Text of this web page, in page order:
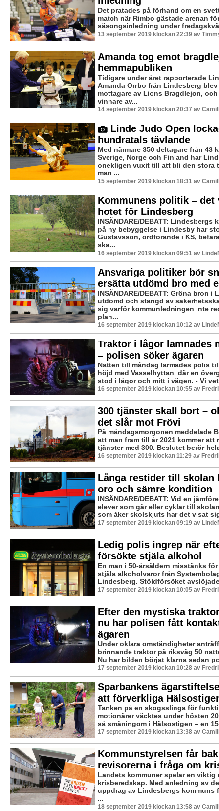
Det pratades på förhand om en
match när Rimbo gästade arenan
säsongsinledning under
13 september 2019 klockan 22:39 av
Amanda tog emot
hemmapubliken
Tidigare under året rapporterade
Amanda Orrbo från Lindesberg blev
mottagare av Lions Bragdlejon,
vinnare av...
14 september 2019 klockan 20:37 av
Linde Judo Open
hundratals tävlande
Med närmare 350 deltagare från 43
Sverige, Norge och Finland har
onekligen vuxit till att bli den stora
man ...
15 september 2019 klockan 18:31 av
Kommunens politik – det
hotet för Lindesberg
INSÄNDARE/DEBATT: Lindesbergs
på ny bebyggelse i Lindesby har
Gustavsson, ordförande i KS,
ska...
16 september 2019 klockan 09:51 av
Ansvariga politiker bör
ersätta utdömd bro med
INSÄNDARE/DEBATT: Gröna bron i
utdömd och stängd av
sig varför kommunledningen inte
plan...
16 september 2019 klockan 10:12 av
Traktor i lågor lämnades
– polisen söker ägaren
Natten till måndag larmades polis
höjd med Vasselhyttan, där en
stod i lågor och mitt i vägen. - Vi
16 september 2019 klockan 10:55 av
300 tjänster skall bort –
det slår mot Frövi
På måndagsmorgonen meddelade
att man fram till år 2021 kommer att
tjänster med 300. Beslutet berör
16 september 2019 klockan 11:29 av
Långa restider till skolan
oro och sämre kondition
INSÄNDARE/DEBATT: Vid en
elever som går eller cyklar till
som åker skolskjuts har det visat
17 september 2019 klockan 09:19 av
Ledig polis ingrep när
försökte stjäla alkohol
En man i 50-årsåldern misstänks
stjäla alkoholvaror från
Lindesberg. Stöldförsöket
17 september 2019 klockan 10:05 av
Efter den mystiska
nu har polisen fått
ägaren
Under oklara omständigheter
brinnande traktor på riksväg 50
Nu har bilden börjat klarna sedan
17 september 2019 klockan 10:28 av
Sparbankens
att förverkliga
Tanken på en skogsslinga för
motionärer väcktes under hösten
så småningom i Hälsostigen – en
17 september 2019 klockan 13:38 av
Kommunstyrelsen får
revisorerna i fråga om
Landets kommuner spelar en viktig
krisberedskap. Med anledning av
uppdrag av Lindesbergs kommuns
...
18 september 2019 klockan 13:58 av